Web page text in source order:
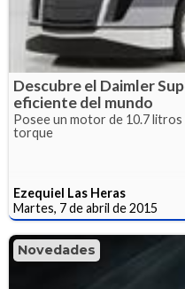
Descubre el Daimler
eficiente del mundo
Posee un motor de 10.7 litros
torque
Ezequiel Las Heras
Martes, 7 de abril de 2015
Novedades